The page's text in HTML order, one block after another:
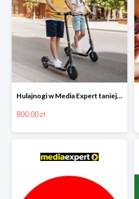
Hulajnogi w Media Expert taniej nawet o 800zł!
800.00 zł